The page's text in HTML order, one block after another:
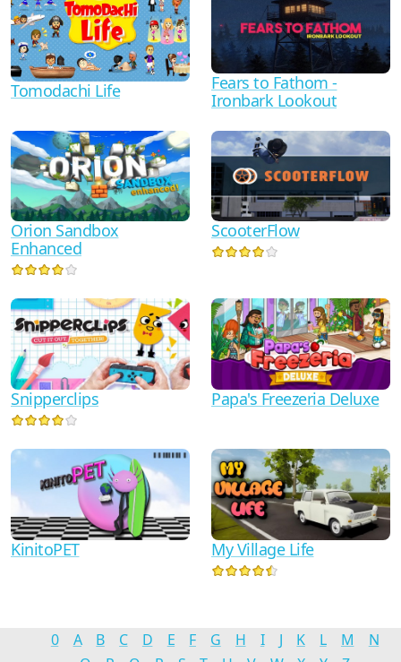
Tomodachi Life
Fears to Fathom -
Ironbark Lookout
Orion Sandbox
Enhanced
ScooterFlow
Snipperclips Papa's Freezeria Deluxe
KinitoPET My Village Life
0 A B C D E F G H I J K L M
N